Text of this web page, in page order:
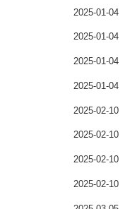
2025-01-04
2025-01-04
2025-01-04
2025-01-04
2025-02-10
2025-02-10
2025-02-10
2025-02-10